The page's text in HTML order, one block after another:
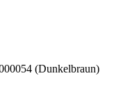
(Dunkelbraun)